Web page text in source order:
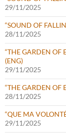
29/11/2025
“SOUND OF
28/11/2025
“THE GARDEN OF
(ENG)
29/11/2025
“THE GARDEN OF
28/11/2025
“QUE MA
29/11/2025